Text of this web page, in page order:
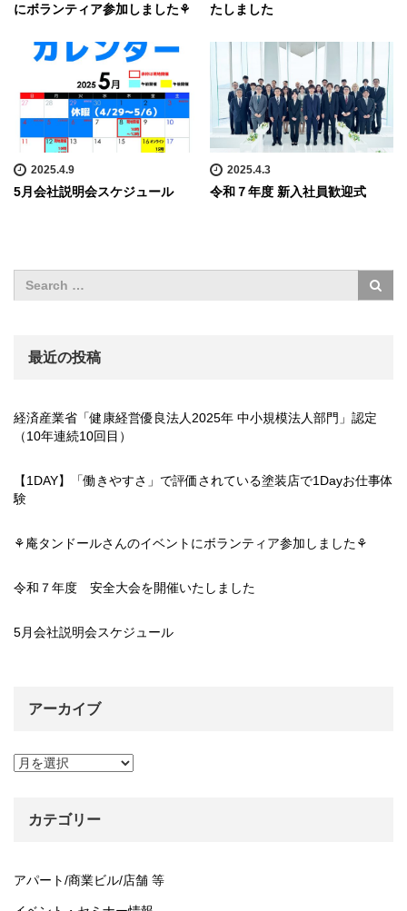
にボランティア参加しました⚘
たしました
2025.4.9
5月会社説明会スケジュール
2025.4.3
令和７年度 新入社員歓迎式
最近の投稿
経済産業省「健康経営優良法人2025年 中小規模法人部門」認定
（10年連続10回目）
【1DAY】「働きやすさ」で評価されている塗装店で1Dayお仕事体
験
⚘庵タンドールさんのイベントにボランティア参加しました⚘
令和７年度 安全大会を開催いたしました
5月会社説明会スケジュール
アーカイブ
ア
カテゴリー
アパート/商業ビル/店舗 等